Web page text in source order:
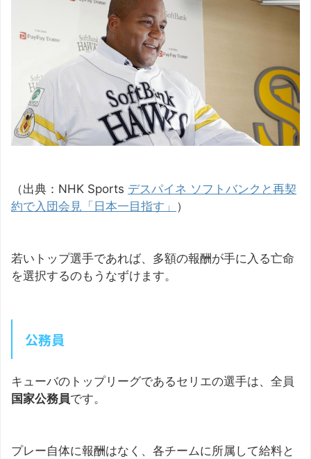
（出典：NHK Sports デスパイネ ソフトバンクと再契
約で入団会見「日本一目指す」 ）
若いトップ選手であれば、多額の報酬が手に入る亡命
を選択するのもうなずけます。
公務員
キューバのトップリーグであるセリエの選手は、全員
国家公務員です。
プレー自体に報酬はなく、各チームに所属して給料と